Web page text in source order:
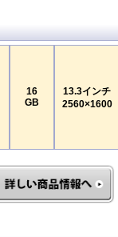
16
GB
13.3インチ
2560×1600